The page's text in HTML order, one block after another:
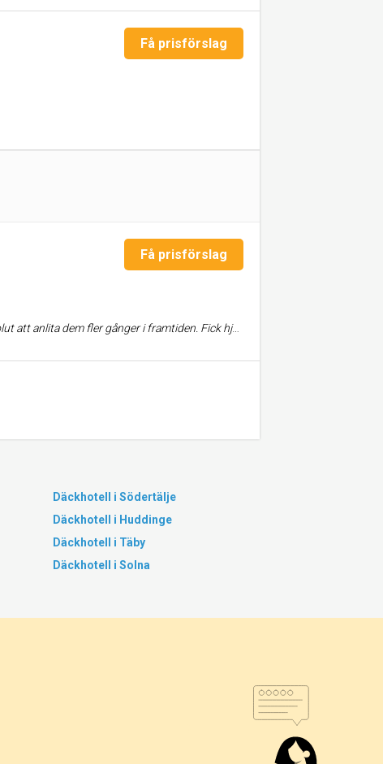
Få prisförslag
Få prisförslag
från början till slut i ett garantiärende av en moped⭐️ Tack Johan för ditt engagemang!
Däckhotell i Södertälje
Däckhotell i Huddinge
Däckhotell i Täby
Däckhotell i Solna